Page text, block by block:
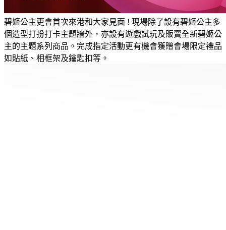
碧姬公主更會首次來港和大家見面 ! 現場除了設有碧姬公主多
個造型打扮打卡主題牆外，亦設有遊戲試玩及販賣全新碧姬公
主的主題系列商品。完成指定活動更有機會獲贈會場限定禮品
如貼紙、相框架及鑰匙扣等。